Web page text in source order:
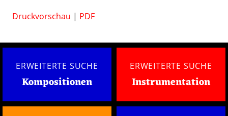
Druckvorschau | PDF
ERWEITERTE SUCHE
Kompositionen
ERWEITERTE SUCHE
Instrumentation